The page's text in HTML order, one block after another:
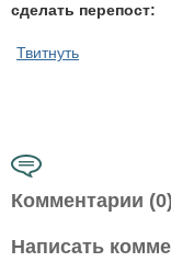
сделать перепост:
Твитнуть
Комментарии (0)
Написать